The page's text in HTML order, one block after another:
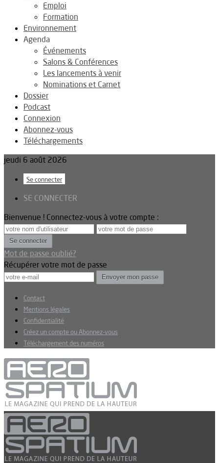
Emploi
Formation
Environnement
Agenda
Événements
Salons & Conférences
Les lancements à venir
Nominations et Carnet
Dossier
Podcast
Connexion
Abonnez-vous
Téléchargements
jeudi 6 août 2026
Se connecter
SE CONNECTER
Bienvenue ! Connectez-vous à votre compte :
Mot de passe oublié?
Récupérer votre mot de passe
Contact
Mentions légales
Confidentialité
Créez un compte ou Abonnez-vous
Téléchargement des numéros